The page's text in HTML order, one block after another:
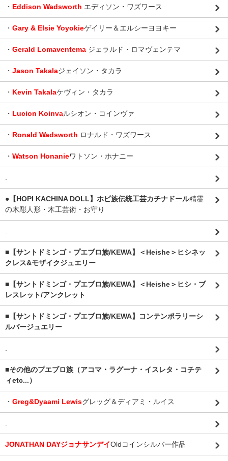
・ Eddison Wadsworth エディソン・ワズワース
・ Gary & Elsie Yoyokieゲイリー＆エルシーヨヨキー
・ Gerald Lomaventema ジェラルド・ロマヴェンテマ
・ Jason Takalaジェイソン・タカラ
・ Kevin Takalaケヴィン・タカラ
・ Lucion Koinvaルシオン・コインヴァ
・ Ronald Wadsworth ロナルド・ワズワース
・ Watson Honanieワトソン・ホナニー
.
●【HOPI KACHINA DOLL】ホピ族伝統工芸カチナドール精霊
の木彫人形・木工芸術・お守り
.
■【サントドミンゴ・プエブロ族/KEWA】＜Heishe＞ヒシネッ
クレス&モザイクジュエリー
■【サントドミンゴ・プエブロ族/KEWA】＜Heishe＞ヒシ・ブ
レスレット/アンクレット
■【サントドミンゴ・プエブロ族/KEWA】コンテンポラリーシ
ルバージュエリー
.
■その他のプエブロ族（アコマ・ラグーナ・イスレタ・コチテ
ィetc...）
・ Greg&Dyaami Lewisグレッグ＆ディアミ・ルイス
.
JONATHAN DAYジョナサンデイOldコインシルバー作品